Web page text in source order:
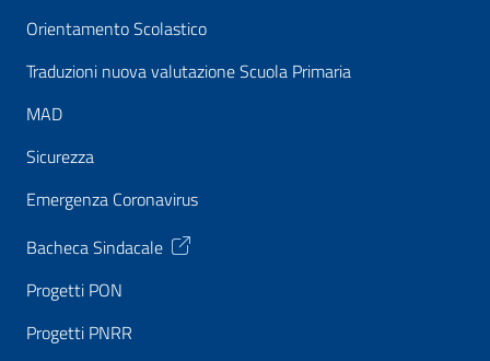
Orientamento Scolastico
Traduzioni nuova valutazione Scuola Primaria
MAD
Sicurezza
Emergenza Coronavirus
Bacheca Sindacale
Progetti PON
Progetti PNRR